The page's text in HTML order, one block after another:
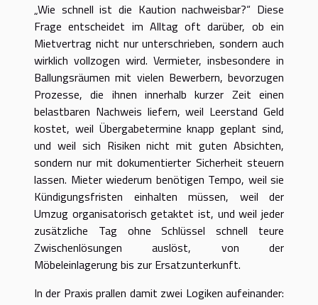
„Wie schnell ist die Kaution nachweisbar?“ Diese
Frage entscheidet im Alltag oft darüber, ob ein
Mietvertrag nicht nur unterschrieben, sondern auch
wirklich vollzogen wird. Vermieter, insbesondere in
Ballungsräumen mit vielen Bewerbern, bevorzugen
Prozesse, die ihnen innerhalb kurzer Zeit einen
belastbaren Nachweis liefern, weil Leerstand Geld
kostet, weil Übergabetermine knapp geplant sind,
und weil sich Risiken nicht mit guten Absichten,
sondern nur mit dokumentierter Sicherheit steuern
lassen. Mieter wiederum benötigen Tempo, weil sie
Kündigungsfristen einhalten müssen, weil der
Umzug organisatorisch getaktet ist, und weil jeder
zusätzliche Tag ohne Schlüssel schnell teure
Zwischenlösungen auslöst, von der
Möbeleinlagerung bis zur Ersatzunterkunft.
In der Praxis prallen damit zwei Logiken aufeinander: